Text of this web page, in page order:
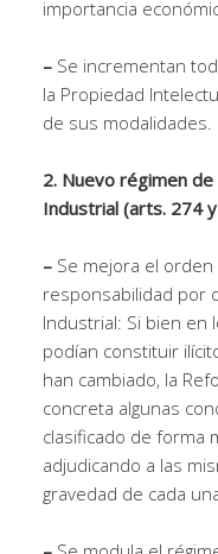
importancia
– Se incrementan
la Propiedad
de sus modalidades.
2. Nuevo régimen
Industrial (arts. 274
– Se mejora el orden
responsabilidad por
Industrial: Si bien en
podían constituir
han cambiado, la
concreta algunas
clasificado de forma
adjudicando a las
gravedad de cada